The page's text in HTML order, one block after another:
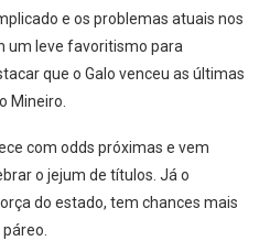
e os problemas atuais nos
um leve favoritismo para
que o Galo venceu as últimas
Mineiro.
com odds próximas e vem
o jejum de títulos. Já o
do estado, tem chances mais